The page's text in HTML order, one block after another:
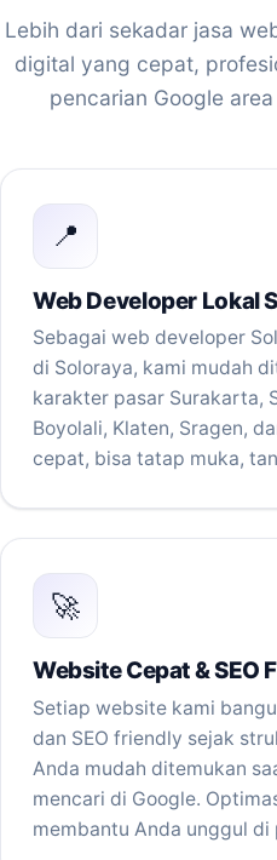
Lebih dari sekadar jasa
digital yang cepat,
pencarian Google
📍
Web Developer Lokal
Sebagai web developer
di Soloraya, kami mudah
karakter pasar Surakarta,
Boyolali, Klaten, Sragen,
cepat, bisa tatap muka,
🚀
Website Cepat & SEO
Setiap website kami
dan SEO friendly sejak
Anda mudah ditemukan
mencari di Google.
membantu Anda unggul di